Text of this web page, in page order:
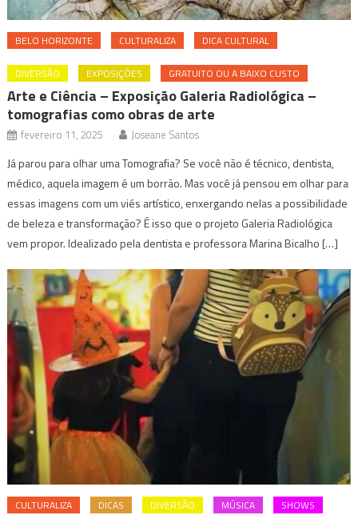
BELO HORIZONTE CULTURALIZA DICA CULTURAL
DIVERSÃO EXPOSIÇÕES GRATUITO OU A BAIXO CUSTO
Arte e Ciência – Exposição Galeria Radiológica –
tomografias como obras de arte
fevereiro 11, 2025 Joseane Santos
Já parou para olhar uma Tomografia? Se você não é técnico, dentista,
médico, aquela imagem é um borrão. Mas você já pensou em olhar para
essas imagens com um viés artístico, enxergando nelas a possibilidade
de beleza e transformação? É isso que o projeto Galeria Radiológica
vem propor. Idealizado pela dentista e professora Marina Bicalho […]
CULTURALIZA DICAS DIVERSÃO MÚSICA SHOWS